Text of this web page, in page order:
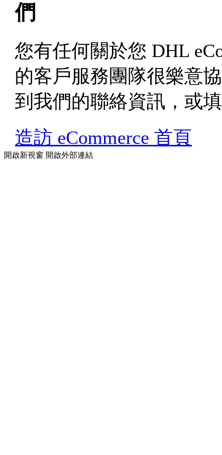
們
您有任何關於您 DHL
的客戶服務團隊很樂意
到我們的聯絡資訊，或
造訪 eCommerce 首頁
開啟新視窗 開啟外部連結